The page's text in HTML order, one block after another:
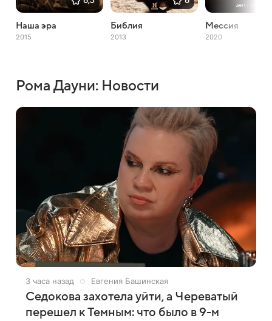
Наша эра
2015
Библия
2013
Мессия
2020
Рома Дауни: Новости
3 часа назад Евгения Башинская
Седокова захотела уйти, а Череватый
перешел к Темным: что было в 9-м